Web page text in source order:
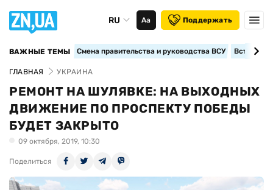
RU Аа Поддержать
ВАЖНЫЕ ТЕМЫ Смена правительства и руководства ВСУ
ГЛАВНАЯ УКРАИНА
РЕМОНТ НА ШУЛЯВКЕ: НА ВЫХОДНЫХ
ДВИЖЕНИЕ ПО ПРОСПЕКТУ ПОБЕДЫ
БУДЕТ ЗАКРЫТО
09 октября, 2019, 10:30
Поделиться